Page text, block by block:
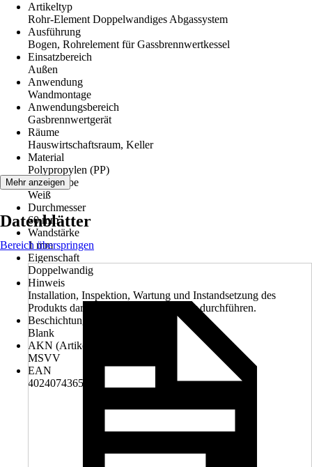
Artikeltyp
Rohr-Element Doppelwandiges Abgassystem
Ausführung
Bogen, Rohrelement für Gassbrennwertkessel
Einsatzbereich
Außen
Anwendung
Wandmontage
Anwendungsbereich
Gasbrennwertgerät
Räume
Hauswirtschaftsraum, Keller
Material
Polypropylen (PP)
Grundfarbe
Weiß
Durchmesser
60 mm
Wandstärke
1 mm
Eigenschaft
Doppelwandig
Hinweis
Installation, Inspektion, Wartung und Instandsetzung des
Produkts darf nur ein Fachhandwerker durchführen.
Beschichtung
Blank
AKN (Artikelkurznummer)
MSVV
EAN
4024074365823
Mehr anzeigen
Datenblätter
Bereich überspringen